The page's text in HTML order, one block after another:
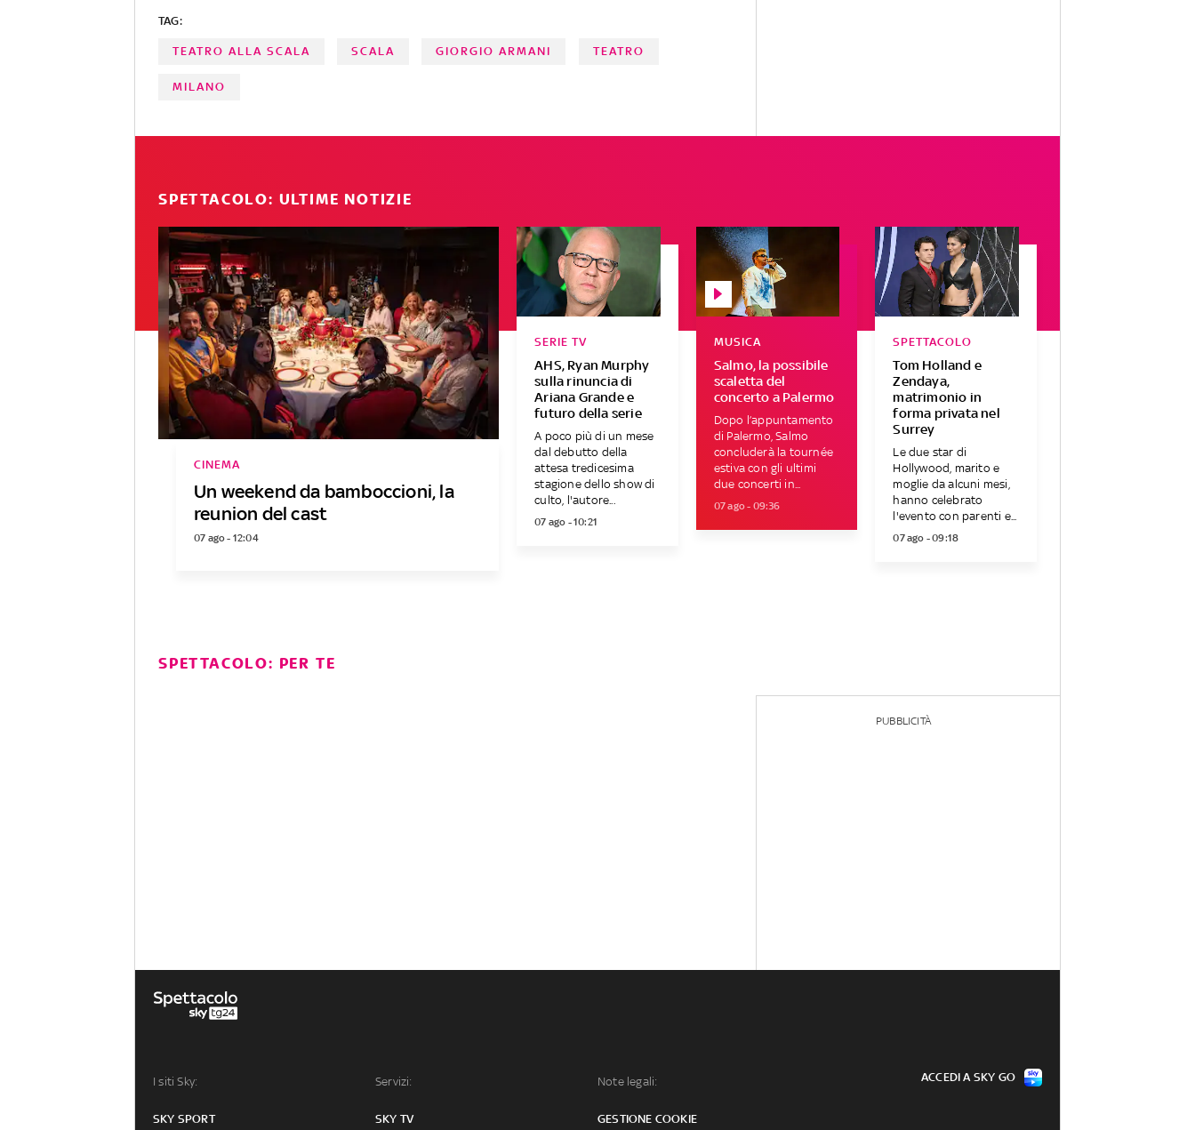
TAG:
TEATRO ALLA SCALA SCALA GIORGIO ARMANI TEATRO
MILANO
SPETTACOLO: ULTIME NOTIZIE
Un weekend da bamboccioni, la
reunion del cast
CINEMA
07 ago - 12:04
AHS, Ryan Murphy
sulla rinuncia di
Ariana Grande e
futuro della serie
SERIE TV
A poco più di un mese
dal debutto della
attesa tredicesima
stagione dello show di
culto, l'autore...
07 ago - 10:21
Salmo, la possibile
scaletta del
concerto a Palermo
MUSICA
Dopo l’appuntamento
di Palermo, Salmo
concluderà la tournée
estiva con gli ultimi
due concerti in...
07 ago - 09:36
Tom Holland e
Zendaya,
matrimonio in
forma privata nel
Surrey
SPETTACOLO
Le due star di
Hollywood, marito e
moglie da alcuni mesi,
hanno celebrato
l'evento con parenti e...
07 ago - 09:18
SPETTACOLO: PER TE
PUBBLICITÀ
I siti Sky:
SKY SPORT
Servizi:
SKY TV
Note legali:
GESTIONE COOKIE
ACCEDI A SKY GO